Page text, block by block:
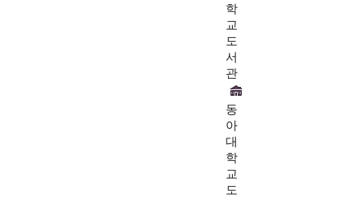
학
교
도
서
관
동
아
대
학
교
도